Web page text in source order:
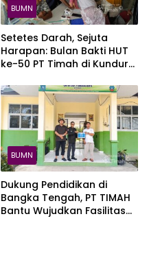
BUMN
Setetes Darah, Sejuta
Harapan: Bulan Bakti HUT
ke-50 PT Timah di Kundur
Darah
BUMN
Dukung Pendidikan di
Bangka Tengah, PT TIMAH
Bantu Wujudkan Fasilitas